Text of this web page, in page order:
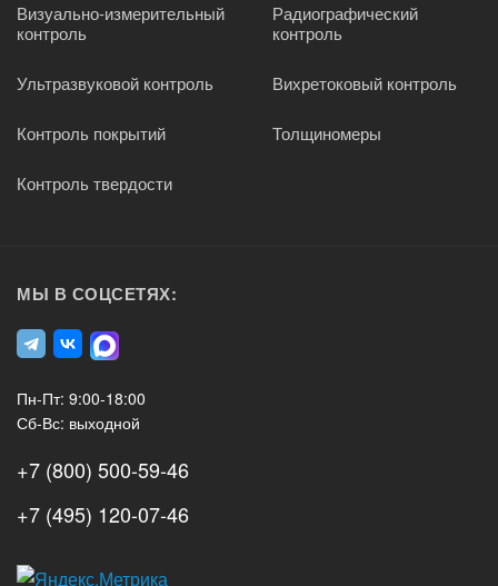
Визуально-измерительный
контроль
Радиографический
контроль
Ультразвуковой контроль Вихретоковый контроль
Контроль покрытий Толщиномеры
Контроль твердости
МЫ В СОЦСЕТЯХ:
Пн-Пт: 9:00-18:00
Сб-Вс: выходной
+7 (800) 500-59-46
+7 (495) 120-07-46